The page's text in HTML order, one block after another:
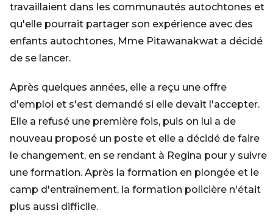
travaillaient dans les communautés autochtones et
qu'elle pourrait partager son expérience avec des
enfants autochtones, Mme Pitawanakwat a décidé
de se lancer.
Après quelques années, elle a reçu une offre
d'emploi et s'est demandé si elle devait l'accepter.
Elle a refusé une première fois, puis on lui a de
nouveau proposé un poste et elle a décidé de faire
le changement, en se rendant à Regina pour y suivre
une formation. Après la formation en plongée et le
camp d'entraînement, la formation policière n'était
plus aussi difficile.